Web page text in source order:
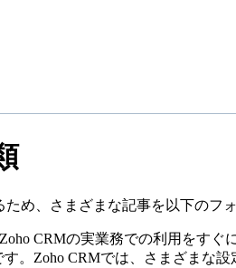
め、さまざまな記事を以下のフ
CRMの実業務での利用をすぐ
。Zoho CRMでは、さまざまな